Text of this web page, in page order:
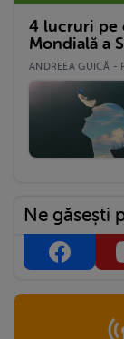
4 lucruri pe
Mondială a
ANDREEA GUICĂ -
Ne găsești